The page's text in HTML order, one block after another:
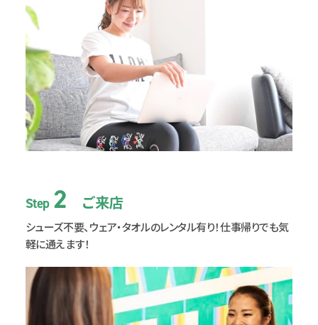
Step 2 ご来店
シューズ不要、ウェア・タオルのレンタル有り！仕事帰りでも気
軽に通えます！